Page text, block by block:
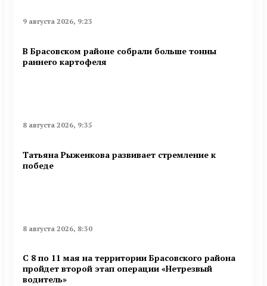
9 августа 2026, 9:23
В Брасовском районе собрали больше тонны
раннего картофеля
8 августа 2026, 9:35
Татьяна Рыженкова развивает стремление к
победе
8 августа 2026, 8:30
С 8 по 11 мая на территории Брасовского района
пройдет второй этап операции «Нетрезвый
водитель»